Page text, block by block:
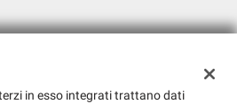
(VR)in esso integrati trattano dati